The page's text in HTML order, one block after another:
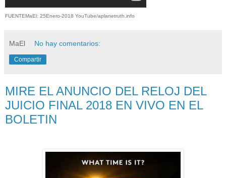
FUENTEMaEl: 25Enero-2018 YouTube/aplanetruth.info
MaEl No hay comentarios:
Compartir
MIRE EL ANUNCIO DEL RELOJ DEL
JUICIO FINAL 2018 EN VIVO EN EL
BOLETIN